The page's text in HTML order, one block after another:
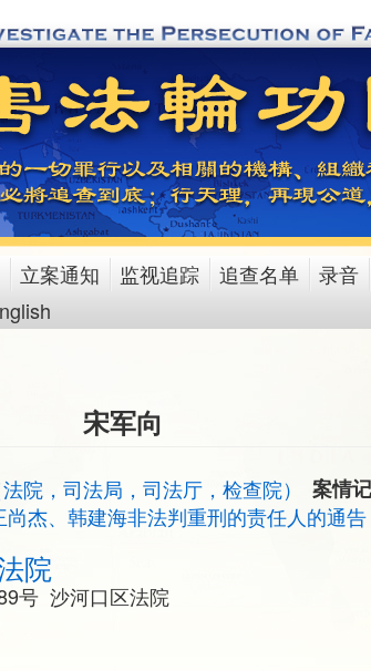
立案通知 监视追踪 追查名单 录音
宋军向
院，司法局，司法厅，检查院） 案情
杰、韩建海非法判重刑的责任人的通告
院
号 沙河口区法院